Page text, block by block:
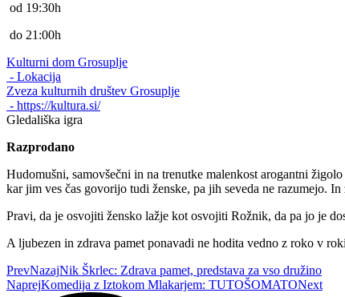
od 19:30h
do 21:00h
Kulturni dom Grosuplje
- Lokacija
Zveza kulturnih društev Grosuplje
- https://kultura.si/
Gledališka igra
Razprodano
Hudomušni, samovšečni in na trenutke malenkost arogantni
kar jim ves čas govorijo tudi ženske, pa jih seveda ne razumejo.
Pravi, da je osvojiti žensko lažje kot osvojiti Rožnik, da pa jo je
A ljubezen in zdrava pamet ponavadi ne hodita vedno z roko v
PrevNazajNik Škrlec: Zdrava pamet, predstava za vso družino
NaprejKomedija z Iztokom Mlakarjem: TUTOŠOMATONext